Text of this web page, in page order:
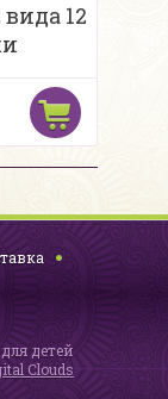
12
детей
Clouds